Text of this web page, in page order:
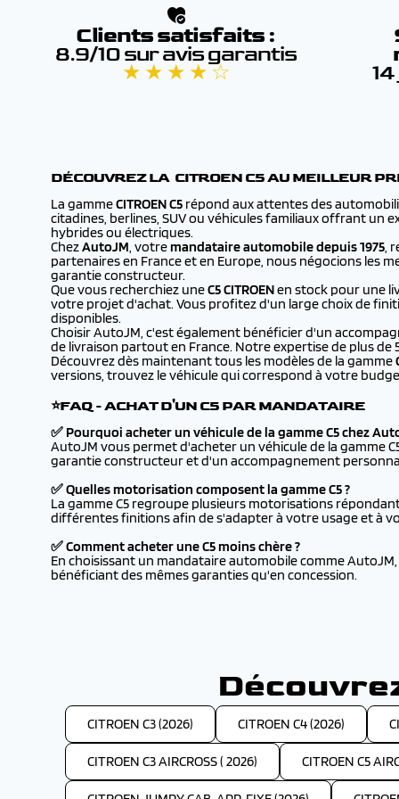
Clients satisfaits :
8.9/10 sur avis garantis
★ ★ ★ ★ ☆
DÉCOUVREZ LA CITROEN C5AU MEILLEUR
La gammeCITROENC5 répond aux attentes des
citadines, berlines, SUV ou véhicules familiaux offrant un
hybrides ou électriques.
ChezAutoJM, votremandataire automobile depuis 1975,
partenaires en France et en Europe, nous négocions les
garantie constructeur.
Que vous recherchiez uneC5 CITROENen stock pour une
votre projet d'achat. Vous profitez d'un large choix de
disponibles.
Choisir AutoJM, c'est également bénéficier d'un
de livraison partout en France. Notre expertise de plus
Découvrez dès maintenant tous les modèles de la gamme
versions, trouvez le véhicule qui correspond à votre
⭐FAQ - ACHAT D'UN C5 PAR MANDATAIRE
✅ Pourquoi acheter un véhicule de la gamme C5 chez
AutoJM vous permet d'acheter un véhicule de la gamme
garantie constructeur et d'un accompagnement
✅ Quelles motorisation composent la gamme C5 ?
La gamme C5 regroupe plusieurs motorisations
différentes finitions afin de s'adapter à votre usage et à
✅ Comment acheter une C5 moins chère ?
En choisissant un mandataire automobile comme
bénéficiant des mêmes garanties qu'en concession.
CITROEN C3 (2026) CITROEN C4 (2026)
CITROEN C3 AIRCROSS ( 2026) CITROEN C5